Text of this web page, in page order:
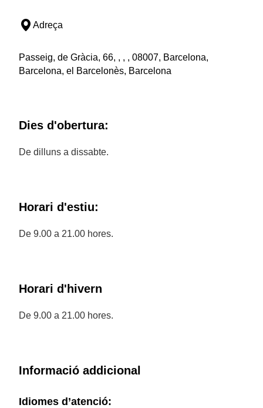
Adreça
Passeig, de Gràcia, 66, , , , 08007, Barcelona,
Barcelona, el Barcelonès, Barcelona
Dies d'obertura:
De dilluns a dissabte.
Horari d'estiu:
De 9.00 a 21.00 hores.
Horari d'hivern
De 9.00 a 21.00 hores.
Informació addicional
Idiomes d’atenció: